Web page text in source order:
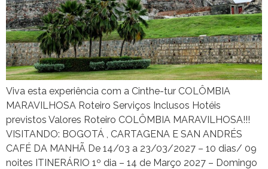
Viva esta experiência com a Cinthe-tur COLÔMBIA
MARAVILHOSA Roteiro Serviços Inclusos Hotéis
previstos Valores Roteiro COLÔMBIA MARAVILHOSA!!!
VISITANDO: BOGOTÁ , CARTAGENA E SAN ANDRÉS
CAFÉ DA MANHÃ De 14/03 a 23/03/2027 – 10 dias/ 09
noites ITINERÁRIO 1º dia – 14 de Março 2027 – Domingo